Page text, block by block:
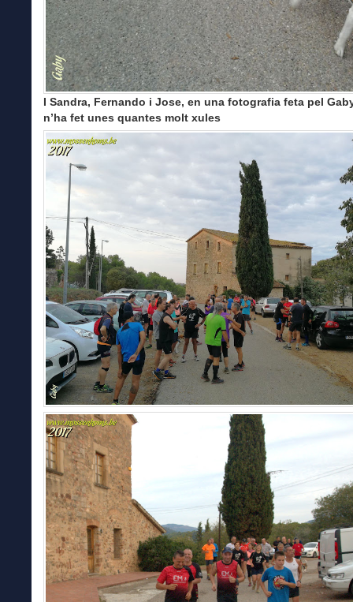
I Sandra, Fernando i Jose, en una fotografia feta pel
n’ha fet unes quantes molt xules